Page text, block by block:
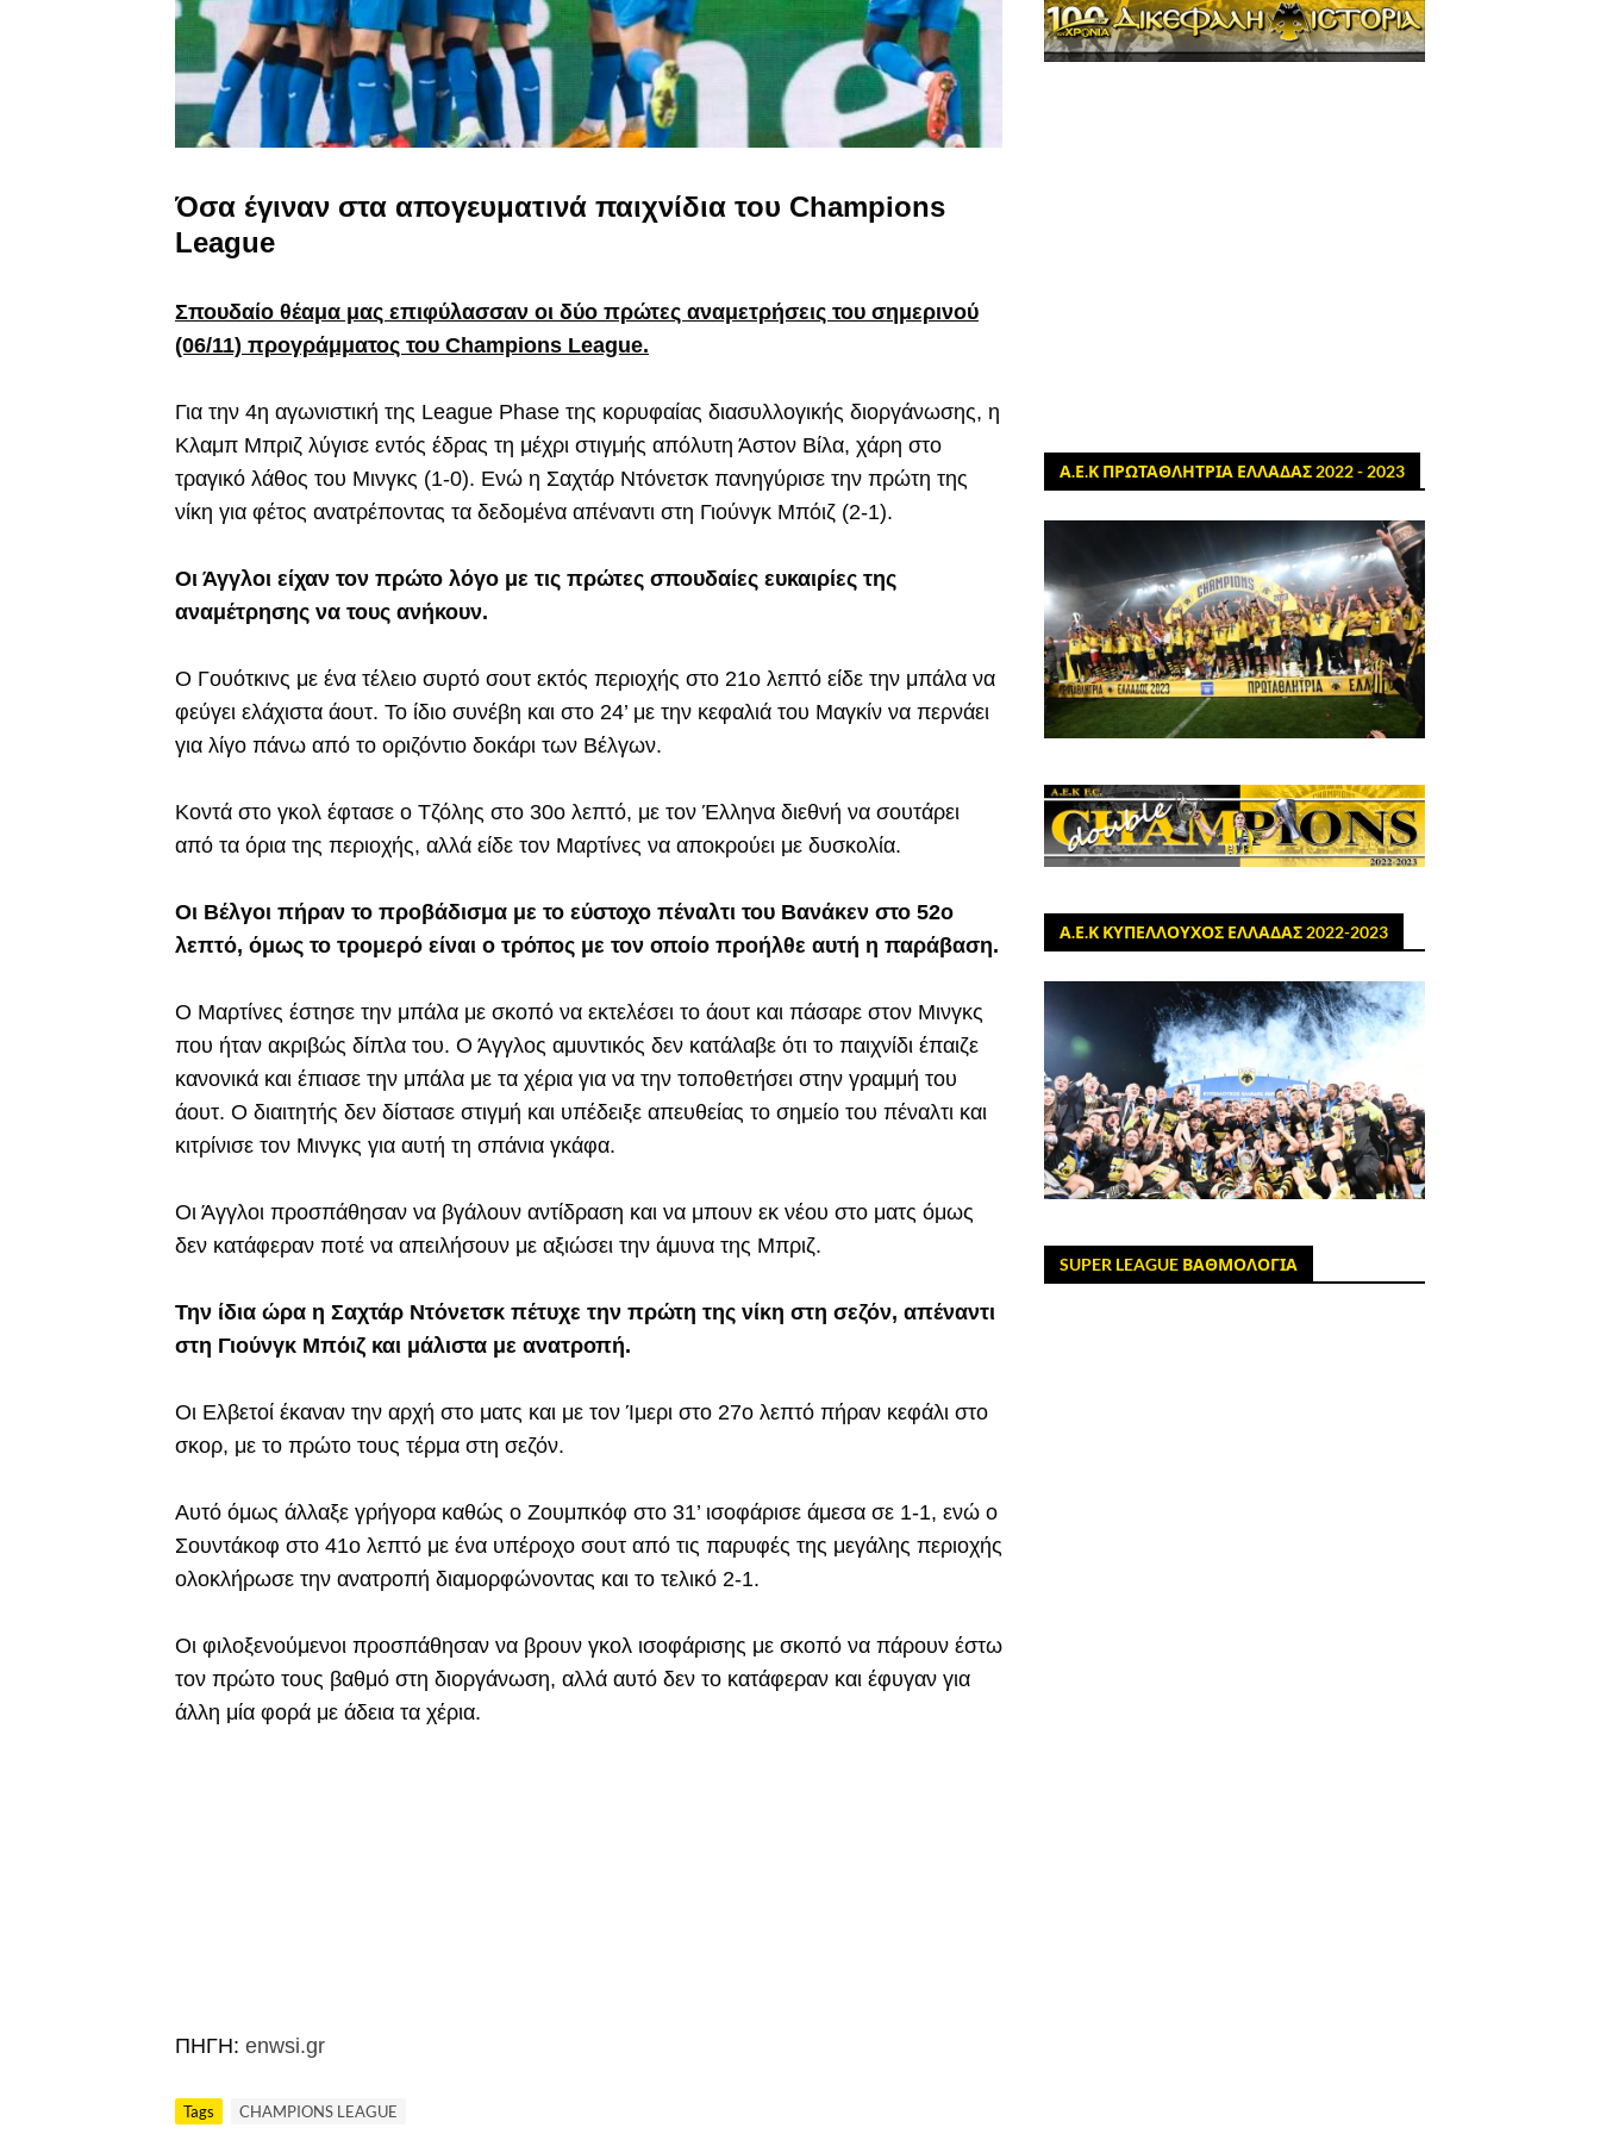
Όσα έγιναν στα απογευματινά παιχνίδια του Champions
League
Σπουδαίο θέαμα μας επιφύλασσαν οι δύο πρώτες αναμετρήσεις του σημερινού
(06/11) προγράμματος του Champions League.
Για την 4η αγωνιστική της League Phase της κορυφαίας διασυλλογικής διοργάνωσης, η
Κλαμπ Μπριζ λύγισε εντός έδρας τη μέχρι στιγμής απόλυτη Άστον Βίλα, χάρη στο
τραγικό λάθος του Μινγκς (1-0). Ενώ η Σαχτάρ Ντόνετσκ πανηγύρισε την πρώτη της
νίκη για φέτος ανατρέποντας τα δεδομένα απέναντι στη Γιούνγκ Μπόιζ (2-1).
Οι Άγγλοι είχαν τον πρώτο λόγο με τις πρώτες σπουδαίες ευκαιρίες της
αναμέτρησης να τους ανήκουν.
Ο Γουότκινς με ένα τέλειο συρτό σουτ εκτός περιοχής στο 21ο λεπτό είδε την μπάλα να
φεύγει ελάχιστα άουτ. Το ίδιο συνέβη και στο 24’ με την κεφαλιά του Μαγκίν να περνάει
για λίγο πάνω από το οριζόντιο δοκάρι των Βέλγων.
Κοντά στο γκολ έφτασε ο Τζόλης στο 30ο λεπτό, με τον Έλληνα διεθνή να σουτάρει
από τα όρια της περιοχής, αλλά είδε τον Μαρτίνες να αποκρούει με δυσκολία.
Οι Βέλγοι πήραν το προβάδισμα με το εύστοχο πέναλτι του Βανάκεν στο 52ο
λεπτό, όμως το τρομερό είναι ο τρόπος με τον οποίο προήλθε αυτή η παράβαση.
Ο Μαρτίνες έστησε την μπάλα με σκοπό να εκτελέσει το άουτ και πάσαρε στον Μινγκς
που ήταν ακριβώς δίπλα του. Ο Άγγλος αμυντικός δεν κατάλαβε ότι το παιχνίδι έπαιζε
κανονικά και έπιασε την μπάλα με τα χέρια για να την τοποθετήσει στην γραμμή του
άουτ. Ο διαιτητής δεν δίστασε στιγμή και υπέδειξε απευθείας το σημείο του πέναλτι και
κιτρίνισε τον Μινγκς για αυτή τη σπάνια γκάφα.
Οι Άγγλοι προσπάθησαν να βγάλουν αντίδραση και να μπουν εκ νέου στο ματς όμως
δεν κατάφεραν ποτέ να απειλήσουν με αξιώσει την άμυνα της Μπριζ.
Την ίδια ώρα η Σαχτάρ Ντόνετσκ πέτυχε την πρώτη της νίκη στη σεζόν, απέναντι
στη Γιούνγκ Μπόιζ και μάλιστα με ανατροπή.
Οι Ελβετοί έκαναν την αρχή στο ματς και με τον Ίμερι στο 27ο λεπτό πήραν κεφάλι στο
σκορ, με το πρώτο τους τέρμα στη σεζόν.
Αυτό όμως άλλαξε γρήγορα καθώς ο Ζουμπκόφ στο 31’ ισοφάρισε άμεσα σε 1-1, ενώ ο
Σουντάκοφ στο 41ο λεπτό με ένα υπέροχο σουτ από τις παρυφές της μεγάλης περιοχής
ολοκλήρωσε την ανατροπή διαμορφώνοντας και το τελικό 2-1.
Οι φιλοξενούμενοι προσπάθησαν να βρουν γκολ ισοφάρισης με σκοπό να πάρουν έστω
τον πρώτο τους βαθμό στη διοργάνωση, αλλά αυτό δεν το κατάφεραν και έφυγαν για
άλλη μία φορά με άδεια τα χέρια.
ΠΗΓΗ: enwsi.gr
Tags CHAMPIONS LEAGUE
Α.Ε.Κ ΠΡΩΤΑΘΛΗΤΡΙΑ ΕΛΛΑΔΑΣ 2022 - 2023
Α.Ε.Κ ΚΥΠΕΛΛΟΥΧΟΣ ΕΛΛΑΔΑΣ 2022-2023
SUPER LEAGUE ΒΑΘΜΟΛΟΓΙΑ